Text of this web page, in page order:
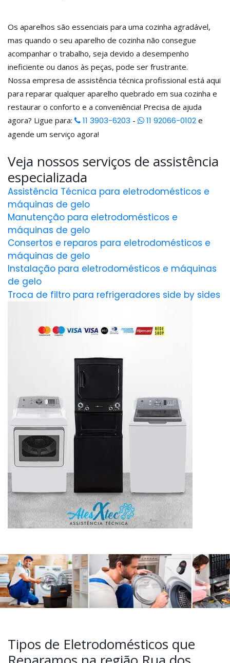
Os aparelhos são essenciais para uma cozinha agradável,
mas quando o seu aparelho de cozinha não consegue
acompanhar o trabalho, seja devido a desempenho
ineficiente ou danos às peças, pode ser frustrante.
Nossa empresa de assistência técnica profissional está aqui
para reparar qualquer aparelho quebrado em sua cozinha e
restaurar o conforto e a conveniência! Precisa de ajuda
agora? Ligue para:
11 3903-6203 - 11 92066-0102 e
agende um serviço agora!
Veja nossos serviços de assistência
especializada
Assistência Técnica para eletrodomésticos e
máquinas de gelo
Manutenção para eletrodomésticos e
máquinas de gelo
Consertos e reparos para eletrodomésticos e
máquinas de gelo
Instalação para eletrodomésticos e máquinas
de gelo
Troca de filtro para refrigeradores side by sides
Tipos de Eletrodomésticos que